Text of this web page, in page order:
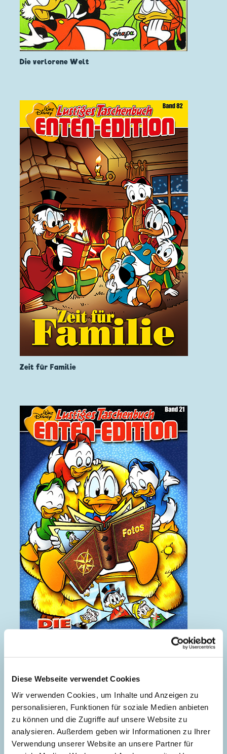
Diese Webseite verwendet Cookies
Wir verwenden Cookies, um Inhalte und Anzeigen zu
personalisieren, Funktionen für soziale Medien anbieten
zu können und die Zugriffe auf unsere Website zu
analysieren. Außerdem geben wir Informationen zu Ihrer
Verwendung unserer Website an unsere Partner für
Die verlorene Welt
Zeit für Familie